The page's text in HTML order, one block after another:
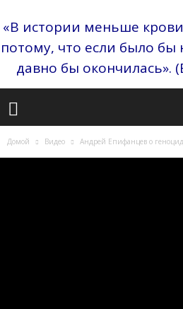
«В истории меньше
потому, что если было бы
давно бы окончилась».
Домой Видео Андрей Епифанцев о